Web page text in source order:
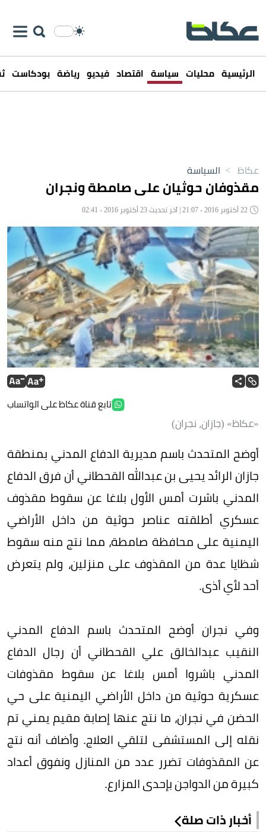
الرئيسية محليات سياسة اقتصاد فيديو رياضة بودكاست
عكاظ > السياسة
مقذوفان حوثيان على صامطة ونجران
تابع قناة عكاظ على الواتساب
«عكاظ» (جازان، نجران)
أوضح المتحدث باسم مديرية الدفاع المدني بمنطقة
جازان الرائد يحيى بن عبدالله القحطاني أن فرق الدفاع
المدني باشرت أمس الأول بلاغا عن سقوط مقذوف
عسكري أطلقته عناصر حوثية من داخل الأراضي
اليمنية على محافظة صامطة، مما نتج منه سقوط
شظايا عدة من المقذوف على منزلين، ولم يتعرض
أحد لأي أذى.
وفي نجران أوضح المتحدث باسم الدفاع المدني
النقيب عبدالخالق علي القحطاني أن رجال الدفاع
المدني باشروا أمس بلاغا عن سقوط مقذوفات
عسكرية حوثية من داخل الأراضي اليمنية على حي
الحضن في نجران، ما نتج عنها إصابة مقيم يمني تم
نقله إلى المستشفى لتلقي العلاج. وأضاف أنه نتج
عن المقذوفات تضرر عدد من المنازل ونفوق أعداد
كبيرة من الدواجن بإحدى المزارع.
أخبار ذات صلة